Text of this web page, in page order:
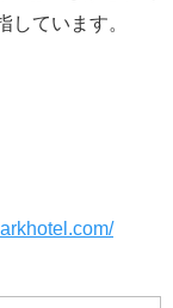
しています。